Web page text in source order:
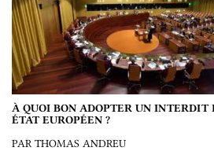
À QUOI BON ADOPTER UN INTERDIT
ÉTAT EUROPÉEN ?
PAR THOMAS ANDREU